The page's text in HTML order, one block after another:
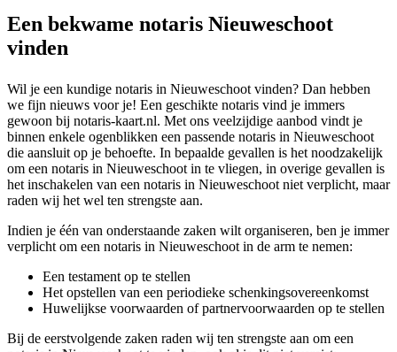
Een bekwame notaris Nieuweschoot
vinden
Wil je een kundige notaris in Nieuweschoot vinden? Dan hebben
we fijn nieuws voor je! Een geschikte notaris vind je immers
gewoon bij notaris-kaart.nl. Met ons veelzijdige aanbod vindt je
binnen enkele ogenblikken een passende notaris in Nieuweschoot
die aansluit op je behoefte. In bepaalde gevallen is het noodzakelijk
om een notaris in Nieuweschoot in te vliegen, in overige gevallen is
het inschakelen van een notaris in Nieuweschoot niet verplicht, maar
raden wij het wel ten strengste aan.
Indien je één van onderstaande zaken wilt organiseren, ben je immer
verplicht om een notaris in Nieuweschoot in de arm te nemen:
Een testament op te stellen
Het opstellen van een periodieke schenkingsovereenkomst
Huwelijkse voorwaarden of partnervoorwaarden op te stellen
Bij de eerstvolgende zaken raden wij ten strengste aan om een